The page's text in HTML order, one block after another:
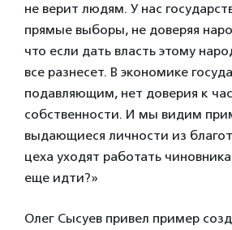
не верит людям. У нас
прямые выборы, не доверяя
что если дать власть этому
все разнесет. В экономике
подавляющим, нет доверия к
собственности. И мы видим
выдающиеся личности из
цеха уходят работать
еще идти?»
Олег Сысуев привел пример